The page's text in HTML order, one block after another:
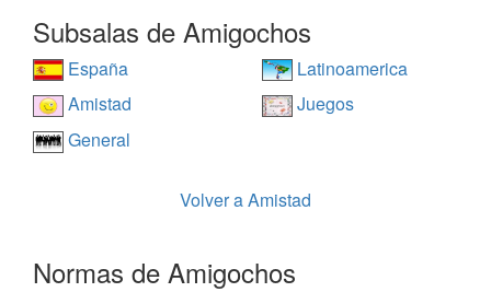
Subsalas de Amigochos
España
Latinoamerica
Amistad
Juegos
General
Volver a Amistad
Normas de Amigochos